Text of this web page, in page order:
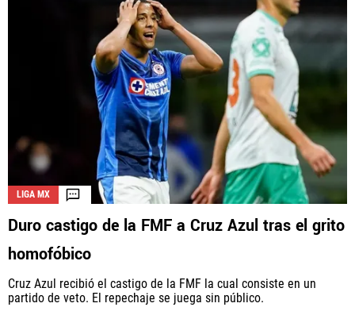
LIGA MX
Duro castigo de la FMF a Cruz Azul tras el grito
homofóbico
Cruz Azul recibió el castigo de la FMF la cual consiste en un
partido de veto. El repechaje se juega sin público.